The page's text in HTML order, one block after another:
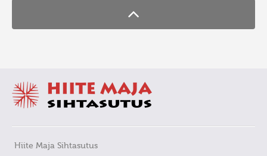
Hiite Maja Sihtasutus